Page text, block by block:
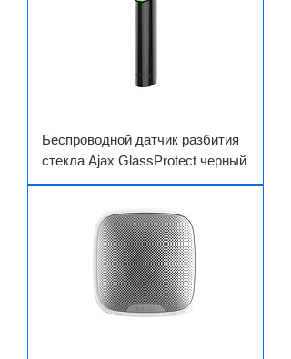
Беспроводной датчик разбития
стекла Ajax GlassProtect черный